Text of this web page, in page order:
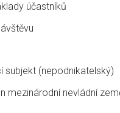
účastníků
subjekt (nepodnikatelský)
mezinárodní nevládní